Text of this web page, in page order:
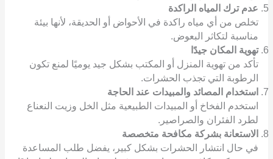
عدم ترك المياه الراكدة
تخلص من أي مياه راكدة في الأحواض أو الحديقة، لأنها بيئة
مناسبة لتكاثر البعوض.
تهوية المكان جيدًا
تأكد من تهوية المنزل أو المكتب بشكل جيد يوميًا لمنع تكون
الرطوبة التي تجذب الحشرات.
استخدام المصائد والمبيدات عند الحاجة
استخدم الفخاخ أو المبيدات الطبيعية مثل الخل وزيت النعناع
لطرد الفئران والصراصير.
الاستعانة بشركة مكافحة متخصصة
في حال انتشار الحشرات بشكل كبير، يفضل طلب المساعدة